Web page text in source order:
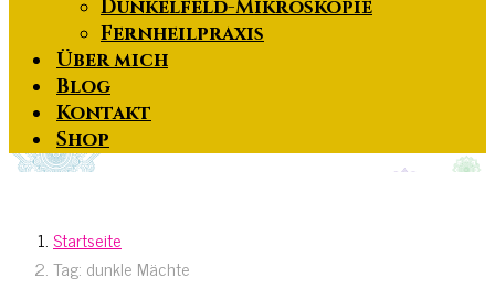
Dunkelfeld-Mikroskopie
Fernheilpraxis
Über mich
Blog
Kontakt
Shop
Startseite
Tag: dunkle Mächte